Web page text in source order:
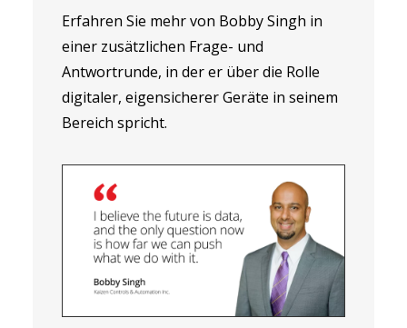
Erfahren Sie mehr von Bobby Singh in
einer zusätzlichen Frage- und
Antwortrunde, in der er über die Rolle
digitaler, eigensicherer Geräte in seinem
Bereich spricht.